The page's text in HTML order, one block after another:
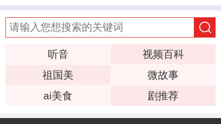
听音
视频百科
祖国美
微故事
ai美食
剧推荐